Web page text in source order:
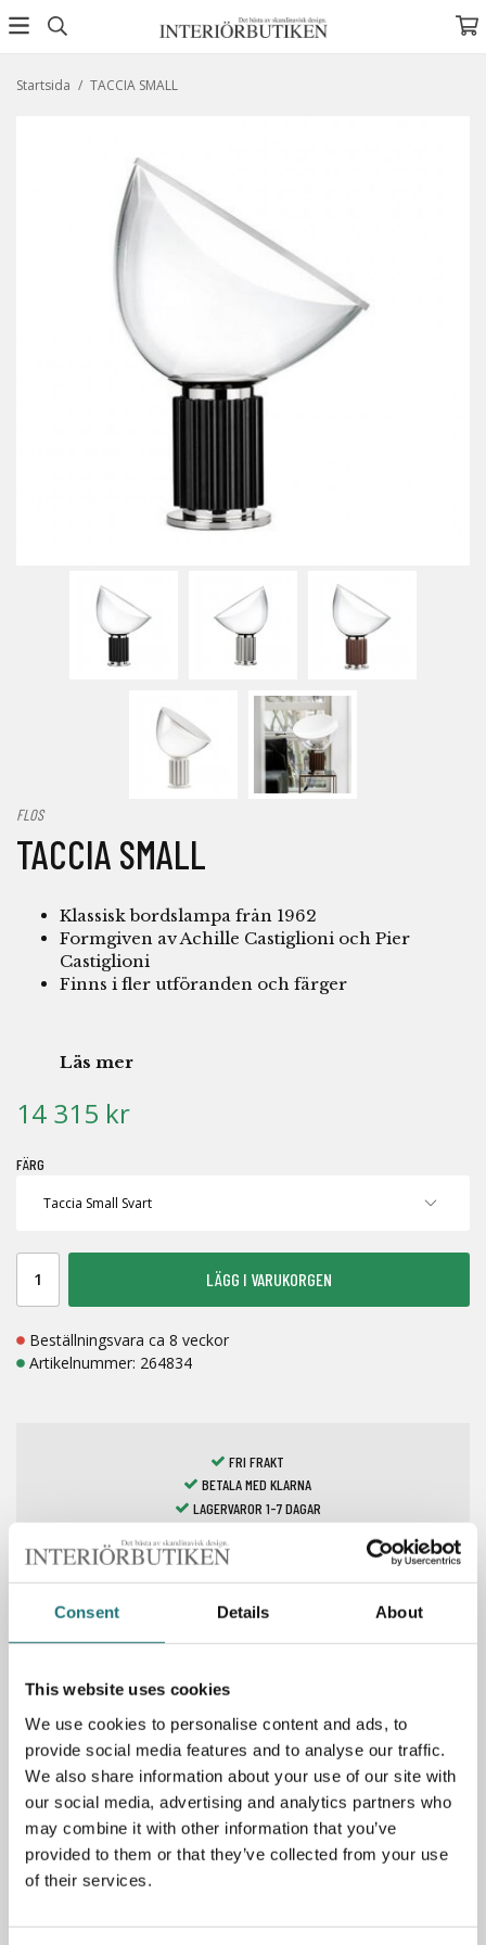
Consent Details About
This website uses cookies
We use cookies to personalise content and ads, to
provide social media features and to analyse our traffic.
We also share information about your use of our site with
our social media, advertising and analytics partners who
may combine it with other information that you’ve
provided to them or that they’ve collected from your use
of their services.
Startsida / TACCIA SMALL
FLOS
TACCIA SMALL
Klassisk bordslampa från 1962
Formgiven av Achille Castiglioni och Pier
Castiglioni
Finns i fler utföranden och färger
Läs mer
14 315 kr
FÄRG
LÄGG I VARUKORGEN
Beställningsvara ca 8 veckor
Artikelnummer: 264834
FRI FRAKT
BETALA MED KLARNA
LAGERVAROR 1-7 DAGAR
Spara som favorit
Specifikation
Mått:
Höjd: 48,5 cm
Diameter: 37,3 cm
PRODUKTBESKRIVNING